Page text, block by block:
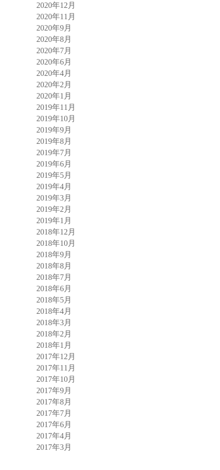
2020年12月
2020年11月
2020年9月
2020年8月
2020年7月
2020年6月
2020年4月
2020年2月
2020年1月
2019年11月
2019年10月
2019年9月
2019年8月
2019年7月
2019年6月
2019年5月
2019年4月
2019年3月
2019年2月
2019年1月
2018年12月
2018年10月
2018年9月
2018年8月
2018年7月
2018年6月
2018年5月
2018年4月
2018年3月
2018年2月
2018年1月
2017年12月
2017年11月
2017年10月
2017年9月
2017年8月
2017年7月
2017年6月
2017年4月
2017年3月